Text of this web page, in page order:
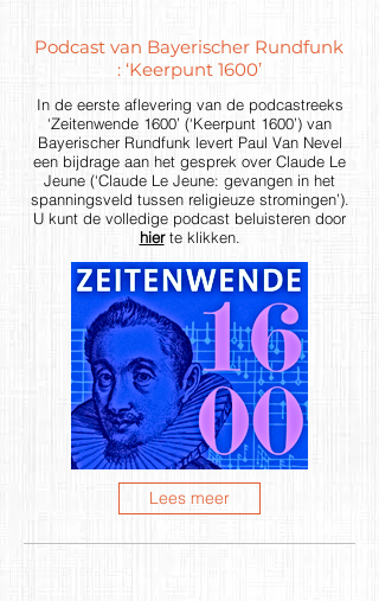
Podcast van Bayerischer Rundfunk
: ‘Keerpunt 1600’
In de eerste aflevering van de podcastreeks
‘Zeitenwende 1600’ (‘Keerpunt 1600’) van
Bayerischer Rundfunk levert Paul Van Nevel
een bijdrage aan het gesprek over Claude Le
Jeune (‘Claude Le Jeune: gevangen in het
spanningsveld tussen religieuze stromingen’).
U kunt de volledige podcast beluisteren door
hierte klikken.
Lees meer